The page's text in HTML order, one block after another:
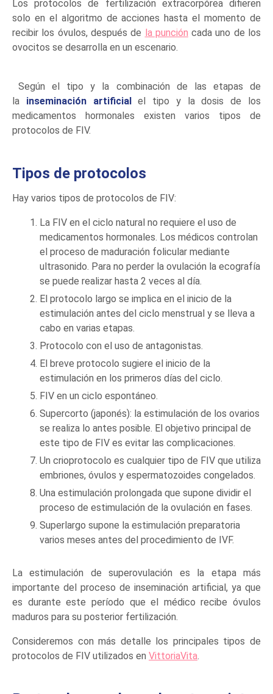
Los protocolos de fertilización extracorpórea difieren
solo en el algoritmo de acciones hasta el momento de
recibir los óvulos, después de la punción cada uno de los
ovocitos se desarrolla en un escenario.
Según el tipo y la combinación de las etapas de
la inseminación artificialel tipo y la dosis de los
medicamentos hormonales existen varios tipos de
protocolos de FIV.
Tipos de protocolos
Hay varios tipos de protocolos de FIV:
La FIV en el ciclo natural no requiere el uso de
medicamentos hormonales. Los médicos controlan
el proceso de maduración folicular mediante
ultrasonido. Para no perder la ovulación la ecografía
se puede realizar hasta 2 veces al día.
El protocolo largo se implica en el inicio de la
estimulación antes del ciclo menstrual y se lleva a
cabo en varias etapas.
Protocolo con el uso de antagonistas.
El breve protocolo sugiere el inicio de la
estimulación en los primeros días del ciclo.
FIV en un ciclo espontáneo.
Supercorto (japonés): la estimulación de los ovarios
se realiza lo antes posible. El objetivo principal de
este tipo de FIV es evitar las complicaciones.
Un crioprotocolo es cualquier tipo de FIV que utiliza
embriones, óvulos y espermatozoides congelados.
Una estimulación prolongada que supone dividir el
proceso de estimulación de la ovulación en fases.
Superlargo supone la estimulación preparatoria
varios meses antes del procedimiento de IVF.
La estimulación de superovulación es la etapa más
importante del proceso de inseminación artificial, ya que
es durante este período que el médico recibe óvulos
maduros para su posterior fertilización.
Consideremos con más detalle los principales tipos de
protocolos de FIV utilizados en VittoriaVita.